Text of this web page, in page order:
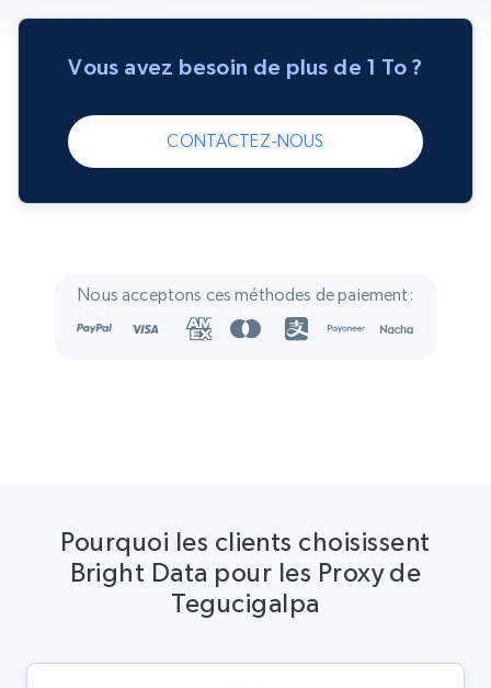
Vous avez besoin de plus de 1 To ?
CONTACTEZ-NOUS
Nous acceptons ces méthodes de paiement:
Pourquoi les clients choisissent
Bright Data pour les Proxy de
Tegucigalpa